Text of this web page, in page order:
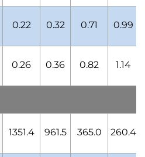
0.22 0.32 0.71 0.99
0.26 0.36 0.82 1.14
1351.4 961.5 365.0 260.4